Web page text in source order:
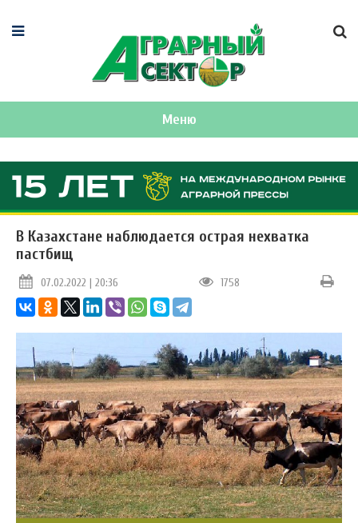
Меню
В Казахстане наблюдается острая нехватка
пастбищ
07.02.2022 | 20:36 1758